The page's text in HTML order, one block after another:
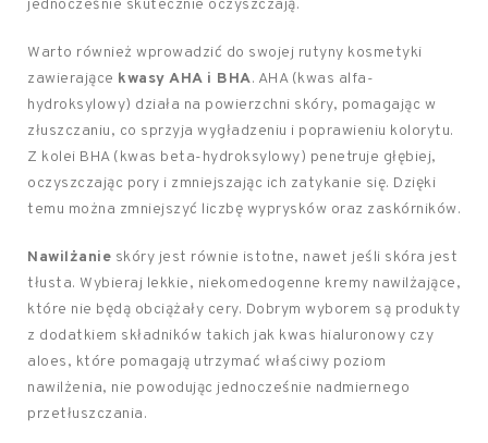
jednocześnie skutecznie oczyszczają.
Warto również wprowadzić do swojej rutyny kosmetyki
zawierające kwasy AHA i BHA. AHA (kwas alfa-
hydroksylowy) działa na powierzchni skóry, pomagając w
złuszczaniu, co sprzyja wygładzeniu i poprawieniu kolorytu.
Z kolei BHA (kwas beta-hydroksylowy) penetruje głębiej,
oczyszczając pory i zmniejszając ich zatykanie się. Dzięki
temu można zmniejszyć liczbę wyprysków oraz zaskórników.
Nawilżanie skóry jest równie istotne, nawet jeśli skóra jest
tłusta. Wybieraj lekkie, niekomedogenne kremy nawilżające,
które nie będą obciążały cery. Dobrym wyborem są produkty
z dodatkiem składników takich jak kwas hialuronowy czy
aloes, które pomagają utrzymać właściwy poziom
nawilżenia, nie powodując jednocześnie nadmiernego
przetłuszczania.